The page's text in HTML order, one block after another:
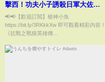
擊西！功夫小子誘殺日軍大佐，
女特工摧毀日軍基地！⚔️ 抗日
MMA | Kung Fu #抗戰電影 #功
夫電影
📢📢【歡迎訂閲】槍神小魚
https://bit.ly/3RKkkXw 即可觀看精彩內容！
《抗戰之戰狼英雄傳...